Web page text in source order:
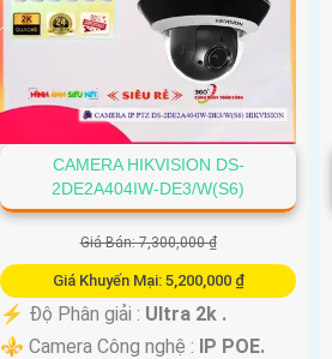
CAMERA HIKVISION DS-
2DE2A404IW-DE3/W(S6)
Giá Bán: 7,300,000 ₫
Giá Khuyến Mại: 5,200,000 ₫
️⚡ Độ Phân giải : Ultra 2k .
⚜️ Camera Công nghệ : IP POE.